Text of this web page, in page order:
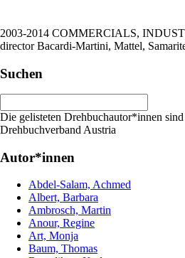
2003-2014 COMMERCIALS,
director Bacardi-Martini, Mattel,
Suchen
Die gelisteten Drehbuchautor*innen
Drehbuchverband Austria
Autor*innen
Abdel-Salam, Achmed
Albert, Barbara
Ambrosch, Martin
Anour, Regine
Art, Monja
Baum, Thomas